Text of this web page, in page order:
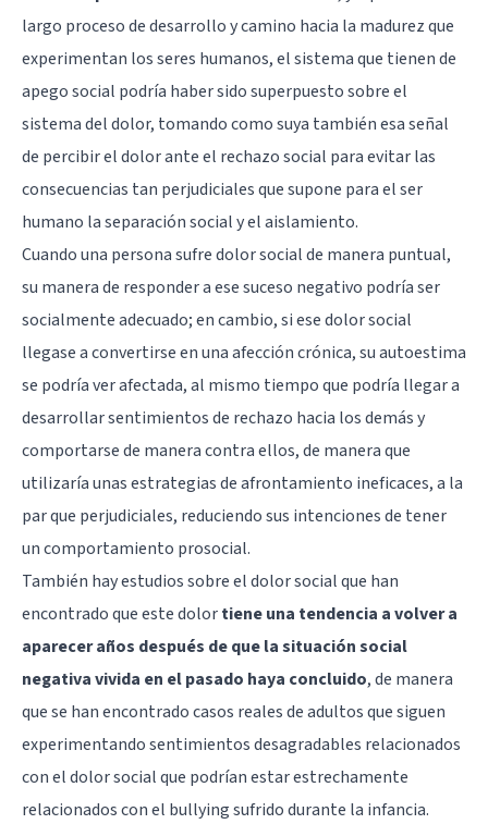
largo proceso de desarrollo y camino hacia la madurez que
experimentan los seres humanos, el sistema que tienen de
apego social podría haber sido superpuesto sobre el
sistema del dolor, tomando como suya también esa señal
de percibir el dolor ante el rechazo social para evitar las
consecuencias tan perjudiciales que supone para el ser
humano la separación social y el aislamiento.
Cuando una persona sufre dolor social de manera puntual,
su manera de responder a ese suceso negativo podría ser
socialmente adecuado; en cambio, si ese dolor social
llegase a convertirse en una afección crónica, su autoestima
se podría ver afectada, al mismo tiempo que podría llegar a
desarrollar sentimientos de rechazo hacia los demás y
comportarse de manera contra ellos, de manera que
utilizaría unas estrategias de afrontamiento ineficaces, a la
par que perjudiciales, reduciendo sus intenciones de tener
un comportamiento prosocial.
También hay estudios sobre el dolor social que han
encontrado que este dolortiene una tendencia a volver a
aparecer años después de que la situación social
negativa vivida en el pasado haya concluido, de manera
que se han encontrado casos reales de adultos que siguen
experimentando sentimientos desagradables relacionados
con el dolor social que podrían estar estrechamente
relacionados con el bullyingsufrido durante la infancia.